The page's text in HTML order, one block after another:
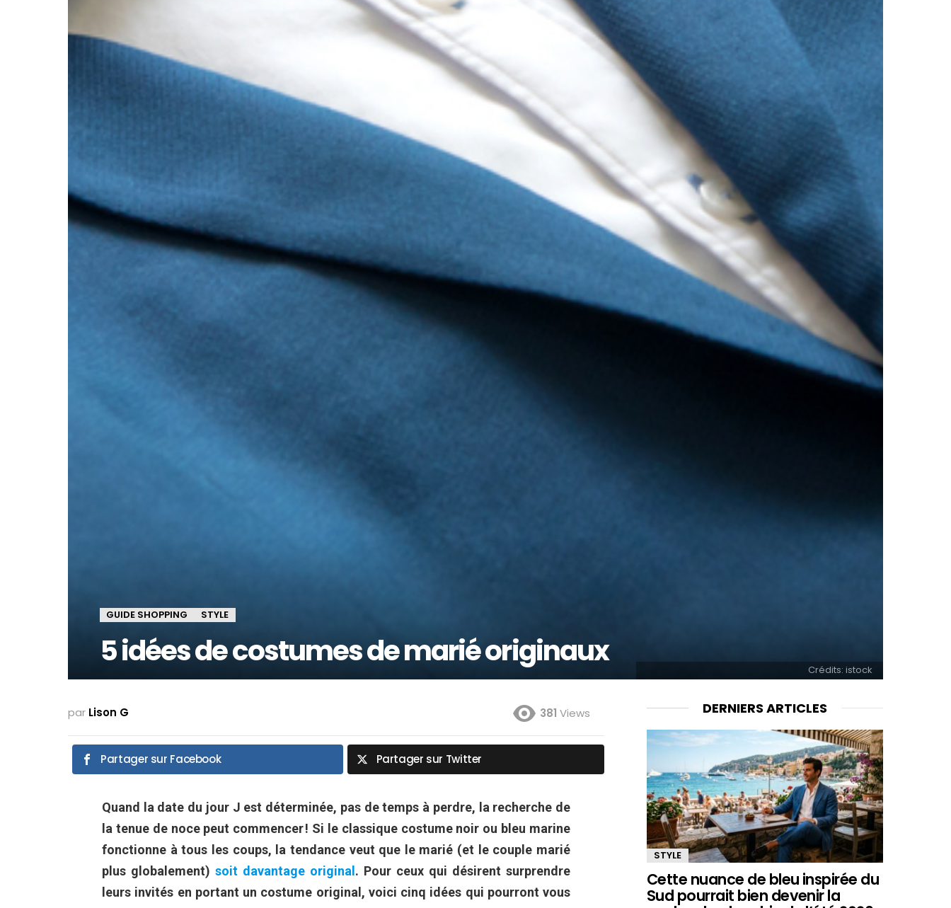
GUIDE SHOPPING STYLE
5 idées de costumes de marié originaux
Crédits: istock
par Lison G 381 Views
Partager sur Facebook Partager sur Twitter
Quand la date du jour J est déterminée, pas de temps à perdre, la recherche de
la tenue de noce peut commencer ! Si le classique costume noir ou bleu marine
fonctionne à tous les coups, la tendance veut que le marié (et le couple marié
plus globalement) soit davantage original . Pour ceux qui désirent surprendre
leurs invités en portant un costume original, voici cinq idées qui pourront vous
DERNIERS ARTICLES
STYLE
Cette nuance de bleu inspirée du
Sud pourrait bien devenir la